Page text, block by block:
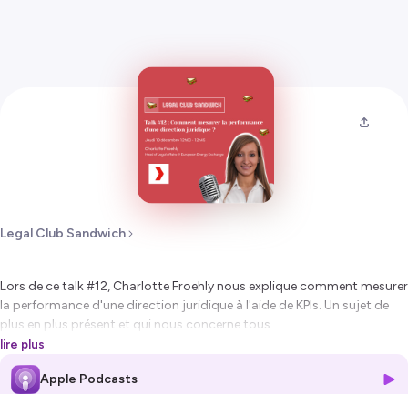
Legal Club Sandwich
Lors de ce talk #12, Charlotte Froehly nous explique comment mesurer
la performance d'une direction juridique à l'aide de KPIs. Un sujet de
plus en plus présent et qui nous concerne tous.
Charlotte est spécialisée en droit de la concurrence et de la régulation,
qu’elle a pratiqué en cabinet d’avocats et en entreprise. Elle travaille
lire plus
Apple Podcasts